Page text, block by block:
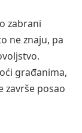
zabrani
ne znaju, pa
građanima,
završe posao